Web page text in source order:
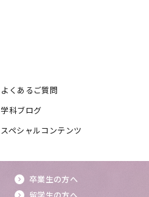
よくあるご質問
学科ブログ
スペシャルコンテンツ
卒業生の方へ
留学生の方へ